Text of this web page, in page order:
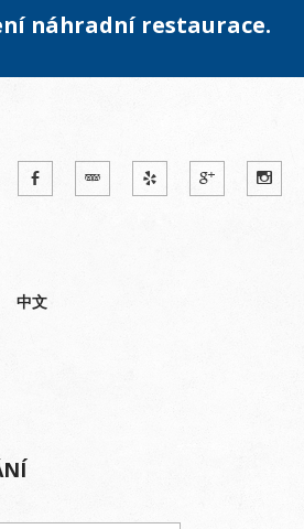
náhradní restaurace.
中文